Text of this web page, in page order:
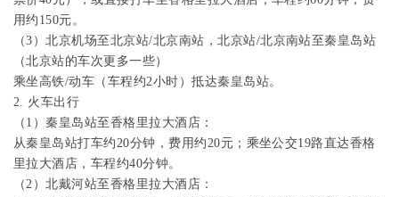
用约 150元。
（3 ）北京机场至北京站/北京南站，北京站/北京南站至秦皇岛站
（北京站的车次更多一些）
乘坐高铁/动车（车程约2小时）抵达秦皇岛站。
2. 火车出行
（ 1 ）秦皇岛站至香格里拉大酒店：
从秦皇岛站打车约20分钟，费用约20元；乘坐公交19路直达香格
里拉大酒店，车程约40分钟。
（2 ）北戴河站至香格里拉大酒店：